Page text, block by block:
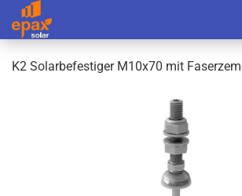
K2 So­lar­be­fes­ti­ger M10x70 mit